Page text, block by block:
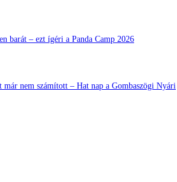
barát – ezt ígéri a Panda Camp 2026
nem számított – Hat nap a Gombaszögi Nyári